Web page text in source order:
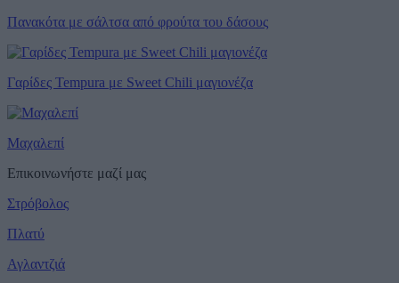
Πανακότα με σάλτσα από φρούτα του δάσους
Γαρίδες Tempura με Sweet Chili μαγιονέζα
Μαχαλεπί
Επικοινωνήστε μαζί μας
Στρόβολος
Πλατύ
Αγλαντζιά